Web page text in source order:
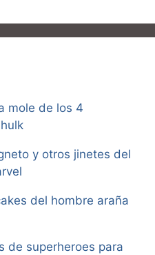
mole de los 4
y otros jinetes del
del hombre araña
de superheroes para